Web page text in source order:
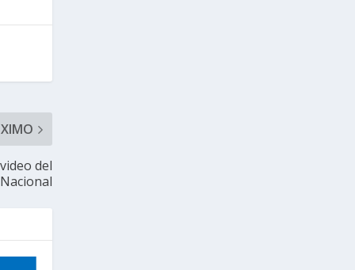
del